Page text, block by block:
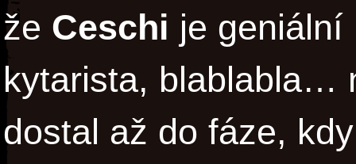
že Ceschi je geniální
kytarista, blablabla…
dostal až do fáze,